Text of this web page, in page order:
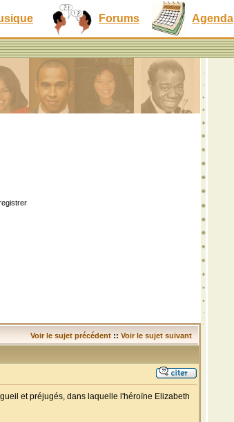
Forums Agenda
Voir le sujet précédent :: Voir le sujet suivant
et préjugés, dans laquelle l'héroïne Elizabeth